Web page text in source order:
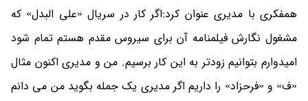
همفکری با مدیری عنوان کرد:اگر کار در سریال «علی البدل» که
مشغول نگارش فیلمنامه آن برای سیروس مقدم هستم تمام شود
امیدوارم بتوانیم زودتر به این کار برسیم. من و مدیری اکنون مثال
«ف» و «فرحزاد» را داریم اگر مدیری یک جمله بگوید من می دانم